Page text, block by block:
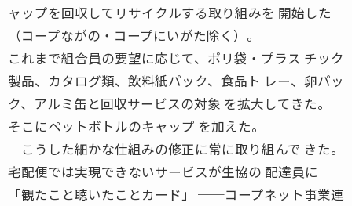
ャップを回収してリサイクルする取り組みを 開始した
（コープながの・コープにいがた除く）。
これまで組合員の要望に応じて、ポリ袋・プラス チック
製品、カタログ類、飲料紙パック、食品ト レー、卵パッ
ク、アルミ缶と回収サービスの対象 を拡大してきた。
そこにペットボトルのキャップ を加えた。
こうした細かな仕組みの修正に常に取り組んで きた。
宅配便では実現できないサービスが生協の 配達員に
「観たこと聴いたことカード」 ──コープネット事業連